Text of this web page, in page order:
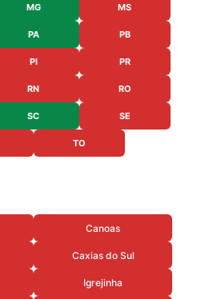
MG MS
PA PB
PI PR
RN RO
SC SE
TO
Canoas
Caxias do Sul
Igrejinha